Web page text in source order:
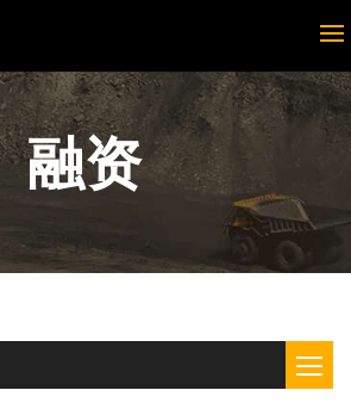
融资